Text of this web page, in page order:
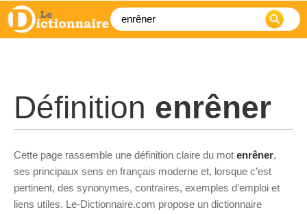
Définition enrêner
Cette page rassemble une définition claire du mot enrêner,
ses principaux sens en français moderne et, lorsque c’est
pertinent, des synonymes, contraires, exemples d’emploi et
liens utiles. Le-Dictionnaire.com propose un dictionnaire